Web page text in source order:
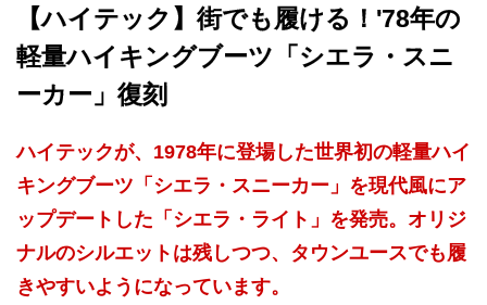
【ハイテック】街でも履ける！'78年の
軽量ハイキングブーツ「シエラ・スニ
ーカー」復刻
ハイテックが、1978年に登場した世界初の軽量ハイ
キングブーツ「シエラ・スニーカー」を現代風にア
ップデートした「シエラ・ライト」を発売。オリジ
ナルのシルエットは残しつつ、タウンユースでも履
きやすいようになっています。